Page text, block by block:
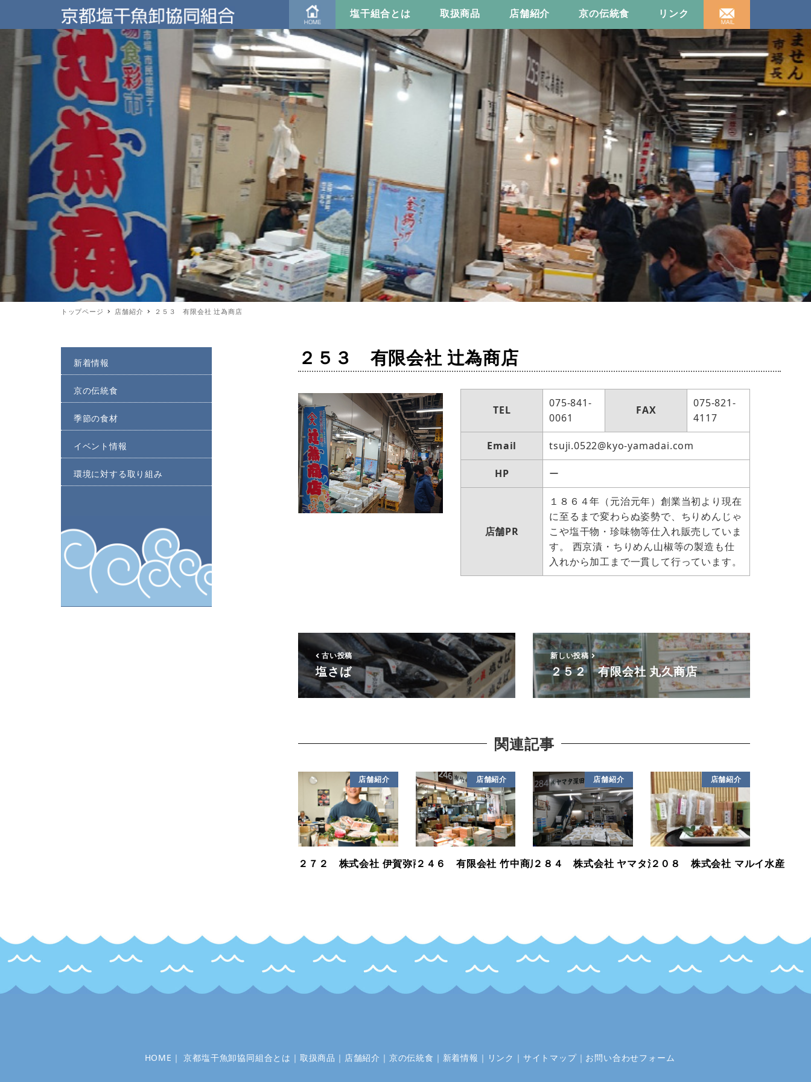
塩干組合とは 取扱商品 店舗紹介 京の伝統食 リンク
トップページ 店舗紹介 ２５３ 有限会社 辻󠄀為商店
２５３ 有限会社 辻󠄀為商店
TEL
075-841-
0061
FAX
075-821-
4117
Email tsuji.0522@kyo-yamadai.com
HP ー
店舗PR
１８６４年（元治元年）創業当初より現在
に至るまで変わらぬ姿勢で、ちりめんじゃ
こや塩干物・珍味物等仕入れ販売していま
す。 西京漬・ちりめん山椒等の製造も仕
入れから加工まで一貫して行っています。
古い投稿
塩さば
新しい投稿
２５２ 有限会社 丸久商店
関連記事
店舗紹介
２７２ 株式会社 伊賀弥商店
店舗紹介
２４６ 有限会社 竹中商店
店舗紹介
２８４ 株式会社 ヤマタ深田商店
店舗紹介
２０８ 株式会社 マルイ水産
新着情報
京の伝統食
季節の食材
イベント情報
環境に対する取り組み
HOME ｜京都塩干魚卸協同組合とは ｜ 取扱商品 ｜ 店舗紹介 ｜ 京の伝統食 ｜ 新着情報 ｜ リンク ｜ サイトマップ｜ お問い合わせフォーム